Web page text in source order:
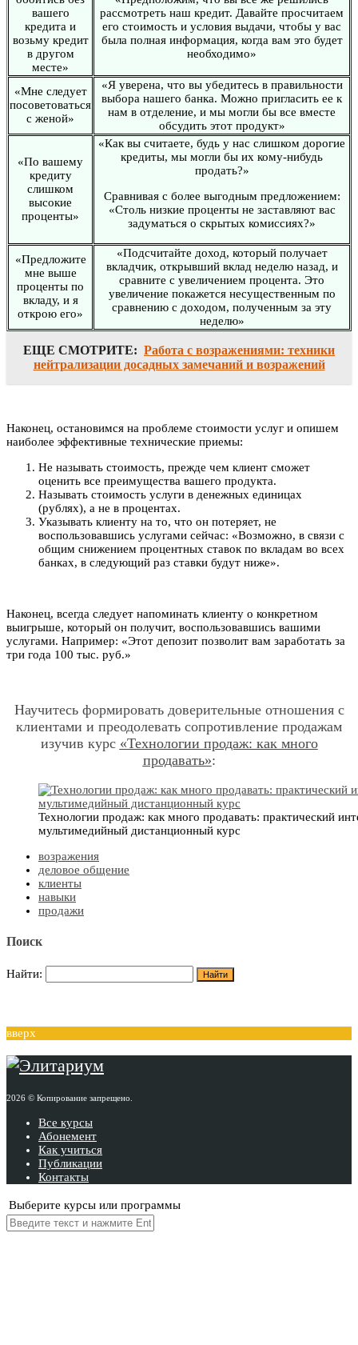
вашего
кредита и
возьму кредит
в другом
месте»
рассмотреть наш кредит. Давайте просчитаем
его стоимость и условия выдачи, чтобы у вас
была полная информация, когда вам это будет
необходимо»
«Мне следует
посоветоваться
с женой»
«Я уверена, что вы убедитесь в правильности
выбора нашего банка. Можно пригласить ее к
нам в отделение, и мы могли бы все вместе
обсудить этот продукт»
«По вашему
кредиту
слишком
высокие
проценты»
«Как вы считаете, будь у нас слишком дорогие
кредиты, мы могли бы их кому-нибудь
продать?»
Сравнивая с более выгодным предложением:
«Столь низкие проценты не заставляют вас
задуматься о скрытых комиссиях?»
«Предложите
мне выше
проценты по
вкладу, и я
открою его»
«Подсчитайте доход, который получает
вкладчик, открывший вклад неделю назад, и
сравните с увеличением процента. Это
увеличение покажется несущественным по
сравнению с доходом, полученным за эту
неделю»
ЕЩЕ СМОТРИТЕ: Работа с возражениями: техники
нейтрализации досадных замечаний и возражений
Наконец, остановимся на проблеме стоимости услуг и опишем
наиболее эффективные технические приемы:
Не называть стоимость, прежде чем клиент сможет
оценить все преимущества вашего продукта.
Называть стоимость услуги в денежных единицах
(рублях), а не в процентах.
Указывать клиенту на то, что он потеряет, не
воспользовавшись услугами сейчас: «Возможно, в связи с
общим снижением процентных ставок по вкладам во всех
банках, в следующий раз ставки будут ниже».
Наконец, всегда следует напоминать клиенту о конкретном
выигрыше, который он получит, воспользовавшись вашими
услугами. Например: «Этот депозит позволит вам заработать за
три года 100 тыс. руб.»
Научитесь формировать доверительные отношения с
клиентами и преодолевать сопротивление продажам
изучив курс «Технологии продаж: как много
продавать»:
Технологии продаж: как много продавать: практический
мультимедийный дистанционный курс
возражения
деловое общение
клиенты
навыки
продажи
Поиск
Найти:
вверх
2026 © Копирование запрещено.
Все курсы
Абонемент
Как учиться
Публикации
Контакты
Выберите курсы или программы